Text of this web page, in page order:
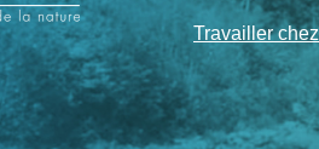
Travailler